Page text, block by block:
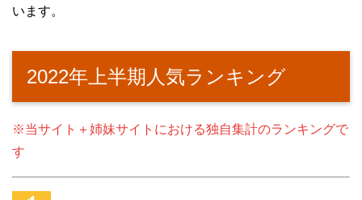
います。
2022年上半期人気ランキング
※当サイト＋姉妹サイトにおける独自集計のランキングで
す